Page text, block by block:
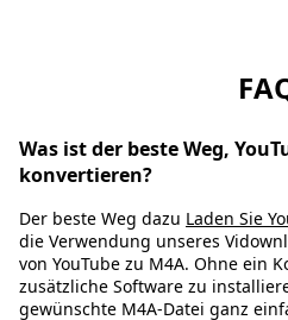
Was ist der beste Weg,
konvertieren?
Der beste Weg dazu Laden Sie
die Verwendung unseres
von YouTube zu M4A. Ohne ein
zusätzliche Software zu
gewünschte M4A-Datei ganz